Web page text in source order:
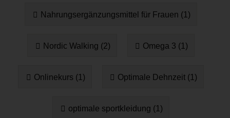
Nahrungsergänzungsmittel für Frauen (1)
Nordic Walking (2) Omega 3 (1)
Onlinekurs (1) Optimale Dehnzeit (1)
optimale sportkleidung (1)